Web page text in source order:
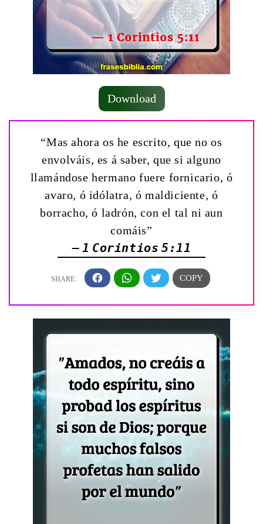
Download
“Mas ahora os he escrito, que no os
envolváis, es á saber, que si alguno
llamándose hermano fuere fornicario, ó
avaro, ó idólatra, ó maldiciente, ó
borracho, ó ladrón, con el tal ni aun
comáis”
— 1 Corintios 5:11